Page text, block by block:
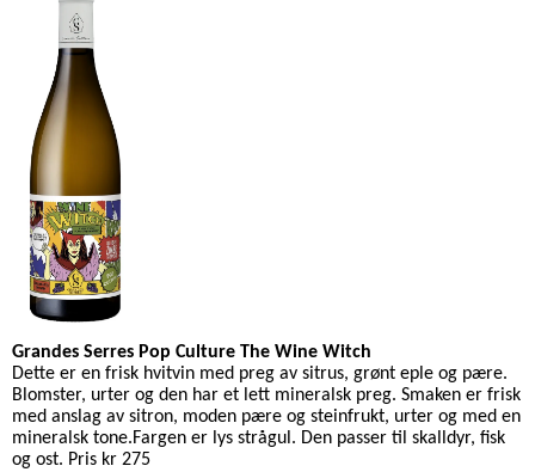
Grandes Serres Pop Culture The Wine Witch
Dette er en frisk hvitvin med preg av sitrus, grønt eple og pære.
Blomster, urter og den har et lett mineralsk preg. Smaken er frisk
med anslag av sitron, moden pære og steinfrukt, urter og med en
mineralsk tone.Fargen er lys strågul. Den passer til skalldyr, fisk
og ost. Pris kr 275